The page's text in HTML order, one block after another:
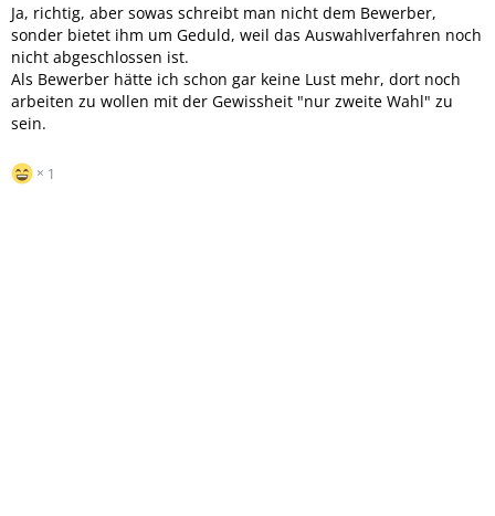
Ja, richtig, aber sowas schreibt man nicht dem Bewerber,
sonder bietet ihm um Geduld, weil das Auswahlverfahren noch
nicht abgeschlossen ist.
Als Bewerber hätte ich schon gar keine Lust mehr, dort noch
arbeiten zu wollen mit der Gewissheit "nur zweite Wahl" zu
sein.
1